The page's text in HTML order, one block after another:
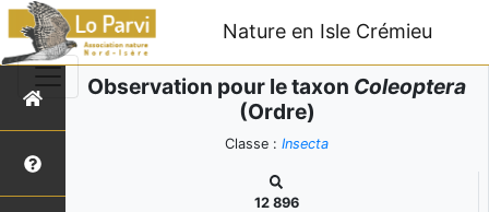
Nature en Isle Crémieu
Observation pour le taxon Coleoptera
(Ordre)
Classe : Insecta
12 896